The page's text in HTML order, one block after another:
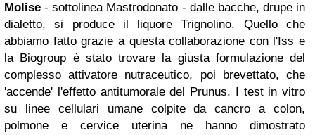
Molise - sottolinea Mastrodonato - dalle bacche, drupe in
dialetto, si produce il liquore Trignolino. Quello che
abbiamo fatto grazie a questa collaborazione con l'Iss e
la Biogroup è stato trovare la giusta formulazione del
complesso attivatore nutraceutico, poi brevettato, che
'accende' l'effetto antitumorale del Prunus. I test in vitro
su linee cellulari umane colpite da cancro a colon,
polmone e cervice uterina ne hanno dimostrato